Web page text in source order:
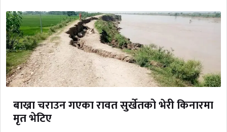
बाख्रा चराउन गएका रावत सुर्खेतको भेरी किनारमा
मृत भेटिए